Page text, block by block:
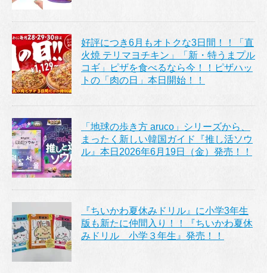
好評につき6月もオトクな3日間！！「直
火焼 テリマヨチキン」「新・特うまプル
コギ」ピザを食べるなら今！！ピザハッ
トの「肉の日」本日開始！！
「地球の歩き方 aruco」シリーズから、
まったく新しい韓国ガイド『推し活ソウ
ル』本日2026年6月19日（金）発売！！
『ちいかわ夏休みドリル』に小学3年生
版も新たに仲間入り！！『ちいかわ夏休
みドリル 小学３年生』発売！！